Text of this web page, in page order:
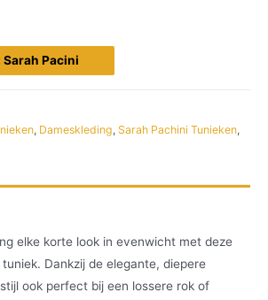
Pacini
, Dameskleding, Sarah Pachini Tunieken,
elke korte look in evenwicht met deze
Dankzij de elegante, diepere
ook perfect bij een lossere rok of